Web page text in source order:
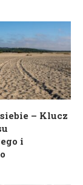
– Klucz
i